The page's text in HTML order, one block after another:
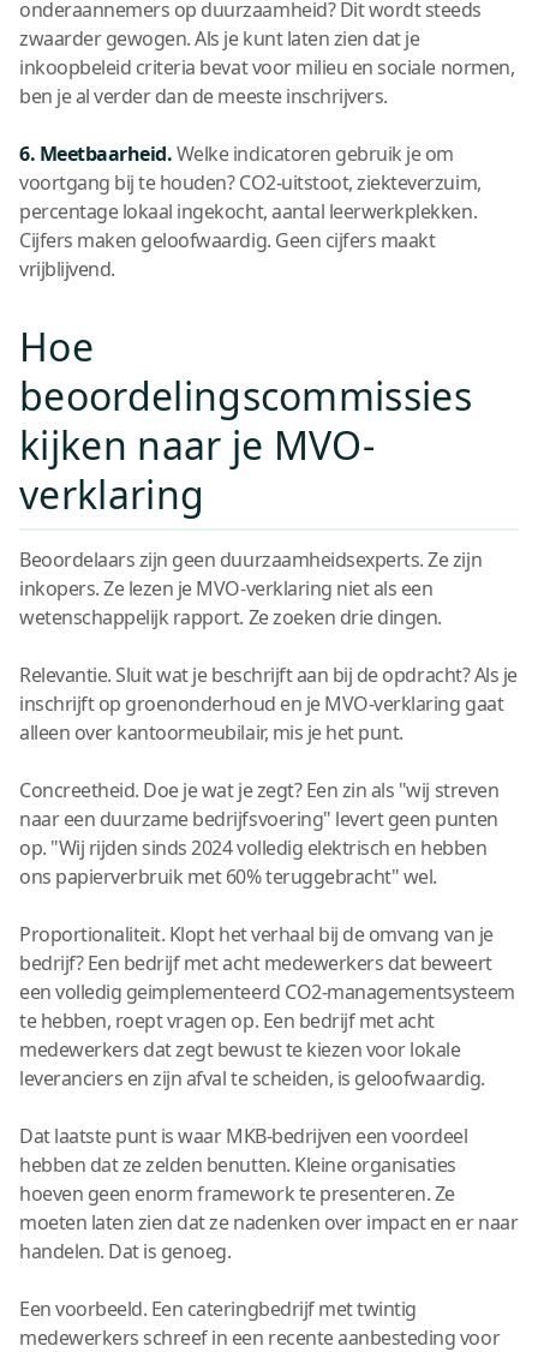
onderaannemers op duurzaamheid? Dit wordt steeds
zwaarder gewogen. Als je kunt laten zien dat je
inkoopbeleid criteria bevat voor milieu en sociale normen,
ben je al verder dan de meeste inschrijvers.
6. Meetbaarheid.Welke indicatoren gebruik je om
voortgang bij te houden? CO2-uitstoot, ziekteverzuim,
percentage lokaal ingekocht, aantal leerwerkplekken.
Cijfers maken geloofwaardig. Geen cijfers maakt
vrijblijvend.
Hoe
beoordelingscommissies
kijken naar je MVO-
verklaring
Beoordelaars zijn geen duurzaamheidsexperts. Ze zijn
inkopers. Ze lezen je MVO-verklaring niet als een
wetenschappelijk rapport. Ze zoeken drie dingen.
Relevantie. Sluit wat je beschrijft aan bij de opdracht? Als je
inschrijft op groenonderhoud en je MVO-verklaring gaat
alleen over kantoormeubilair, mis je het punt.
Concreetheid. Doe je wat je zegt? Een zin als "wij streven
naar een duurzame bedrijfsvoering" levert geen punten
op. "Wij rijden sinds 2024 volledig elektrisch en hebben
ons papierverbruik met 60% teruggebracht" wel.
Proportionaliteit. Klopt het verhaal bij de omvang van je
bedrijf? Een bedrijf met acht medewerkers dat beweert
een volledig geimplementeerd CO2-managementsysteem
te hebben, roept vragen op. Een bedrijf met acht
medewerkers dat zegt bewust te kiezen voor lokale
leveranciers en zijn afval te scheiden, is geloofwaardig.
Dat laatste punt is waar MKB-bedrijven een voordeel
hebben dat ze zelden benutten. Kleine organisaties
hoeven geen enorm framework te presenteren. Ze
moeten laten zien dat ze nadenken over impact en er naar
handelen. Dat is genoeg.
Een voorbeeld. Een cateringbedrijf met twintig
medewerkers schreef in een recente aanbesteding voor